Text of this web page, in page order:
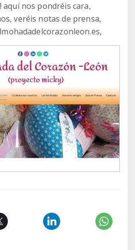
aqui nos pondréis cara,
veréis notas de prensa,